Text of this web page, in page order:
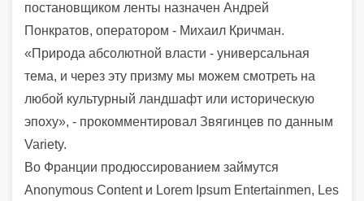
постановщиком ленты назначен Андрей
Понкратов, оператором - Михаил Кричман.
«Природа абсолютной власти - универсальная
тема, и через эту призму мы можем смотреть на
любой культурный ландшафт или историческую
эпоху», - прокомментировал Звягинцев по данным
Variety.
Во Франции продюссированием займутся
Anonymous Content и Lorem Ipsum Entertainmen, Les